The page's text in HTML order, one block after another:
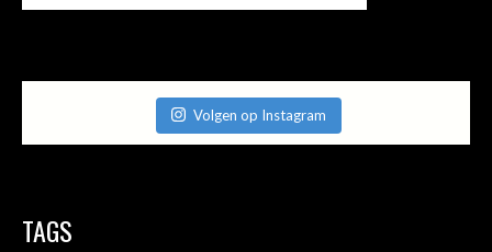
Volgen op Instagram
TAGS